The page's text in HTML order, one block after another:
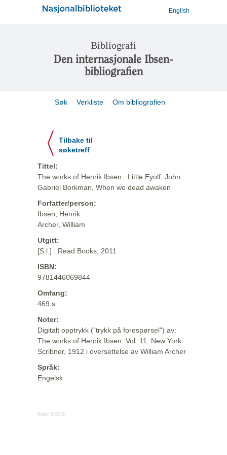
English
Bibliografi
Den internasjonale Ibsen-
bibliografien
Søk Verkliste Om bibliografien
Tilbake til
søketreff
Tittel:
The works of Henrik Ibsen : Little Eyolf, John
Gabriel Borkman, When we dead awaken
Forfatter/person:
Ibsen, Henrik
Archer, William
Utgitt:
[S.l.] : Read Books, 2011
ISBN:
9781446069844
Omfang:
469 s.
Noter:
Digitalt opptrykk ("trykk på forespørsel") av:
The works of Henrik Ibsen. Vol. 11. New York :
Scribner, 1912 i oversettelse av William Archer
Språk:
Engelsk
Kilde: MODS